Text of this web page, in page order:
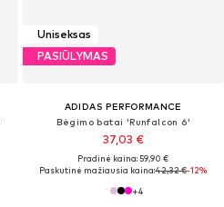
Uniseksas
PASIŪLYMAS
ADIDAS PERFORMANCE
Bėgimo batai 'Runfalcon 6'
37,03 €
Pradinė kaina: 59,90 €
Paskutinė mažiausia kaina:42,32 €-12%
+4